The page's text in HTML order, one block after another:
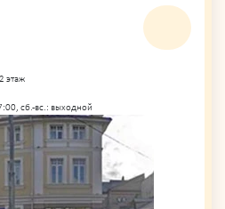
этаж
сб.-вс.: выходной